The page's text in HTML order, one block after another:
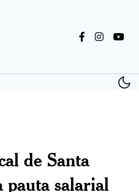
de Santa
pauta salarial